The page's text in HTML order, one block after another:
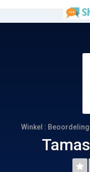
Winkel :